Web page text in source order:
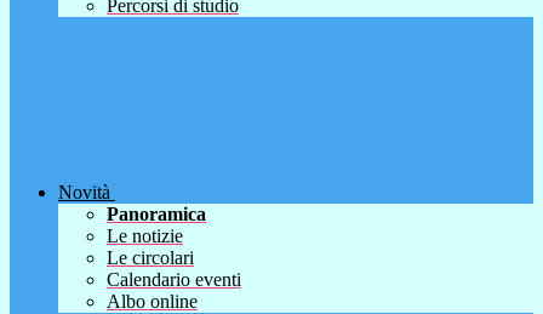
Percorsi di studio
Novità
Panoramica
Le notizie
Le circolari
Calendario eventi
Albo online